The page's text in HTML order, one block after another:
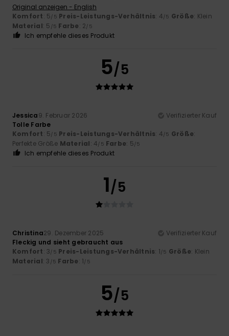
Original anzeigen - English
Komfort: 5/5 Preis-Leistungs-Verhältnis: 4/5 Größe: Klein
Material: 5 /5 Farbe: 2/5
Ich empfehle dieses Produkt
5/5
Jessica9. Februar 2026
Verifizierter Kauf
Tolle Farbe
Komfort: 5/5 Preis-Leistungs-Verhältnis: 4/5 Größe:
Perfekte Größe Material: 4/5 Farbe: 5/5
Ich empfehle dieses Produkt
1/5
Christina29. Dezember 2025
Verifizierter Kauf
Fleckig und sieht gebraucht aus
Komfort: 3/5 Preis-Leistungs-Verhältnis: 1/5 Größe: Klein
Material: 3 /5 Farbe: 1/5
5/5